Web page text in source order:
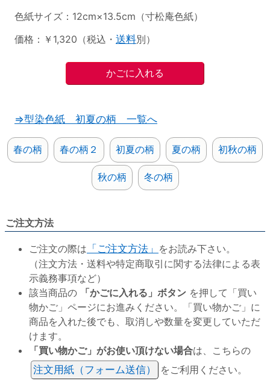
色紙サイズ：12cm×13.5cm（寸松庵色紙）
価格：￥1,320（税込・ 送料別）
⇒型染色紙 初夏の柄 一覧へ
春の柄 春の柄２ 初夏の柄 夏の柄 初秋の柄
秋の柄 冬の柄
ご注文方法
ご注文の際は 「ご注文方法」 をお読み下さい。
（注文方法・送料や特定商取引に関する法律による表
示義務事項など）
該当商品の
「かごに入れる」ボタン を押して「買い
物かご」ページにお進みください。「買い物かご」に
商品を入れた後でも、取消しや数量を変更していただ
けます。
「買い物かご」がお使い頂けない場合は、こちらの
注文用紙（フォーム送信）
をご利用ください。